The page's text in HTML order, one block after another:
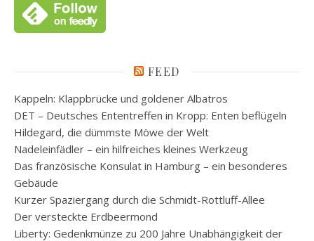
FEED
Kappeln: Klappbrücke und goldener Albatros
DET – Deutsches Ententreffen in Kropp: Enten beflügeln
Hildegard, die dümmste Möwe der Welt
Nadeleinfädler – ein hilfreiches kleines Werkzeug
Das französische Konsulat in Hamburg – ein besonderes
Gebäude
Kurzer Spaziergang durch die Schmidt-Rottluff-Allee
Der versteckte Erdbeermond
Liberty: Gedenkmünze zu 200 Jahre Unabhängigkeit der